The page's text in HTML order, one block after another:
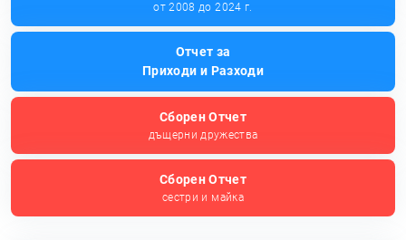
от 2008 до 2024 г.
Отчет за
Приходи и Разходи
Сборен Отчет
дъщерни дружества
Сборен Отчет
сестри и майка